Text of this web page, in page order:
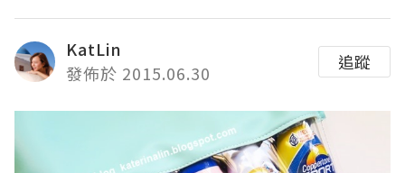
KatLin
發佈於 2015.06.30
追蹤